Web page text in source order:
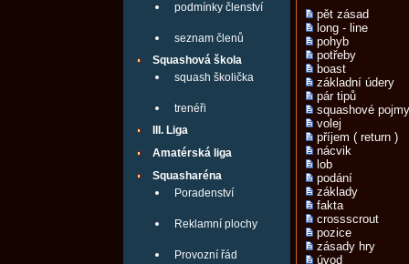
podmínky členství
seznam členů
Squashová škola
squash školička
trenéři
III. Liga
Amatérská liga
Squasharéna
Poradenství
Reklamní plochy
Provozní řád
pět zásad
long - line
pohyb
potřeby
boast
základní údery
pár tipů
squashové pojmy
volej
příjem ( return )
nácvik
lob
podání
základy
fakta
crossscrout
pozice
zásady hry
úvod